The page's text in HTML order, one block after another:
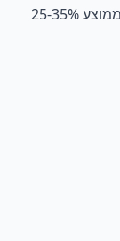
טנסיומטר אחד בלבד, מגדלי ירקות חוסכים בממוצע 25-35%